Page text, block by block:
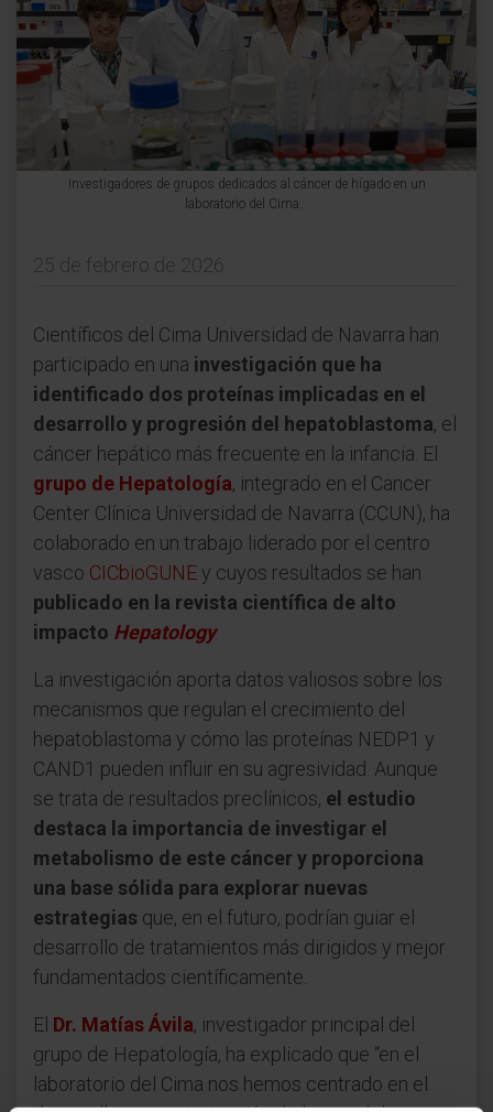
Investigadores de grupos dedicados al cáncer de hígado en un
laboratorio del Cima.
25 de febrero de 2026
Científicos del Cima Universidad de Navarra han
participado en una investigación que ha
identificado dos proteínas implicadas en el
desarrollo y progresión del hepatoblastoma, el
cáncer hepático más frecuente en la infancia. El
grupo de Hepatología, integrado en el Cancer
Center Clínica Universidad de Navarra (CCUN), ha
colaborado en un trabajo liderado por el centro
vasco CICbioGUNEy cuyos resultados se han
publicado en la revista científica de alto
impacto Hepatology.
La investigación aporta datos valiosos sobre los
mecanismos que regulan el crecimiento del
hepatoblastoma y cómo las proteínas NEDP1 y
CAND1 pueden influir en su agresividad. Aunque
se trata de resultados preclínicos, el estudio
destaca la importancia de investigar el
metabolismo de este cáncer y proporciona
una base sólida para explorar nuevas
estrategias que, en el futuro, podrían guiar el
desarrollo de tratamientos más dirigidos y mejor
fundamentados científicamente.
El Dr. Matías Ávila, investigador principal del
grupo de Hepatología, ha explicado que “en el
laboratorio del Cima nos hemos centrado en el